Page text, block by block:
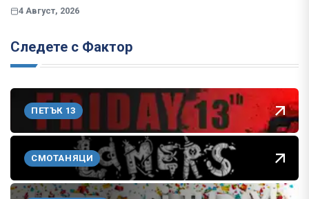
4 Август, 2026
Следете с Фактор
ПЕТЪК 13
СМОТАНЯЦИ